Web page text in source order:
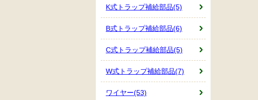
K式トラップ補給部品(5)
B式トラップ補給部品(6)
C式トラップ補給部品(5)
W式トラップ補給部品(7)
ワイヤー(53)